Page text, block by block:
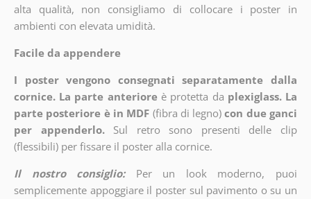
alta qualità, non consigliamo di collocare i poster in
ambienti con elevata umidità.
Facile da appendere
I poster vengono consegnati separatamente dalla
cornice. La parte anteriore è protetta da plexiglass. La
parte posteriore è in MDF (fibra di legno) con due ganci
per appenderlo.
Sul retro sono presenti delle clip
(flessibili) per fissare il poster alla cornice.
Il nostro consiglio:
Per un look moderno, puoi
semplicemente appoggiare il poster sul pavimento o su un